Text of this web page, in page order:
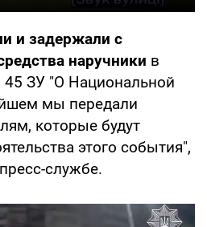
и задержали с
наручники в
45 ЗУ "О Национальной
мы передали
которые будут
этого события",
службе.